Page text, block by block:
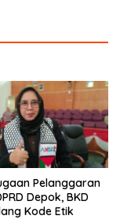
Pelanggaran
Depok, BKD
Kode Etik